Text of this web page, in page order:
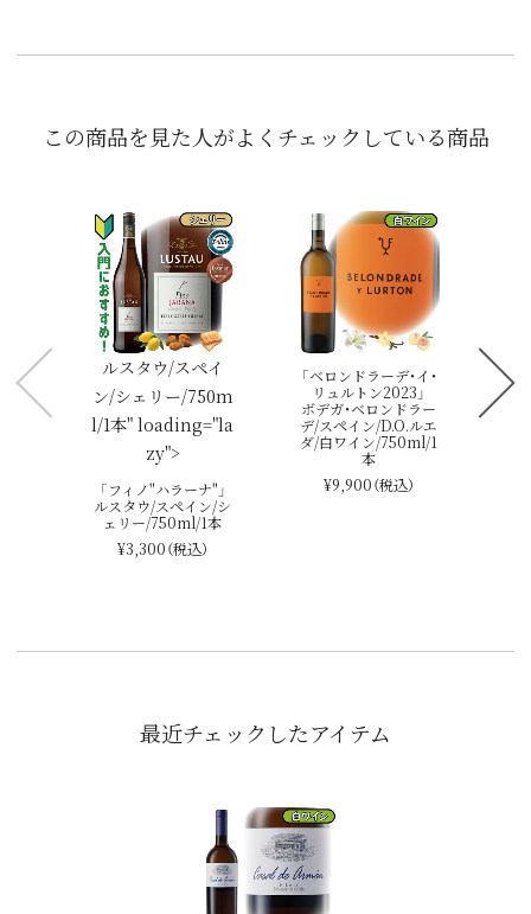
この商品を見た人がよくチェックしている商品
ルスタウ/スペイ
ン/シェリー/750m
l/1本" loading="la
zy">
「フィノ"ハラーナ"」
ルスタウ/スペイン/シ
ェリー/750ml/1本
¥3,300（税込）
「ベロンドラーデ・イ・
リュルトン2023」
ボデガ・ベロンドラー
デ/スペイン/D.O.ルエ
ダ/白ワイン/750ml/1
本
¥9,900（税込）
最近チェックしたアイテム